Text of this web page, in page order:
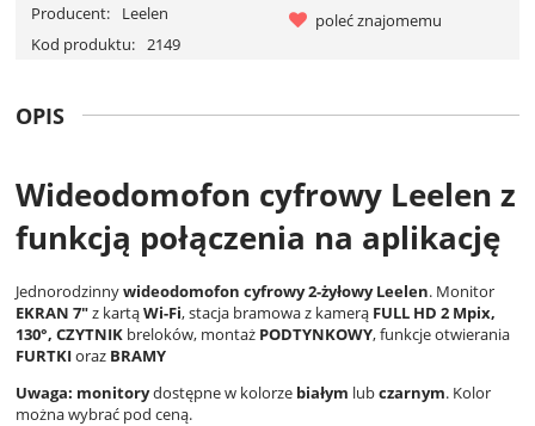
Producent:
Leelen
Kod produktu:
2149
poleć znajomemu
OPIS
Wideodomofon cyfrowy Leelen z
funkcją połączenia na aplikację
Jednorodzinnywideodomofon cyfrowy 2-żyłowy Leelen. Monitor
EKRAN 7"z kartąWi-Fi, stacja bramowa z kamerą FULL HD 2 Mpix,
130°, CZYTNIK breloków, montaż PODTYNKOWY, funkcje otwierania
FURTKIoraz BRAMY
Uwaga: monitorydostępne w kolorze białym lubczarnym. Kolor
można wybrać pod ceną.